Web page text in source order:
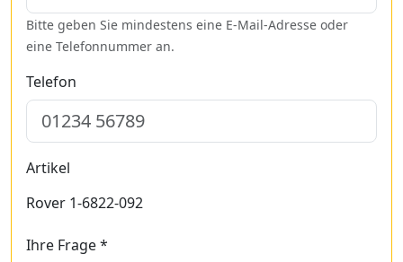
Bitte geben Sie mindestens eine E-Mail-Adresse oder
eine Telefonnummer an.
Telefon
Artikel
Rover 1-6822-092
Ihre Frage *